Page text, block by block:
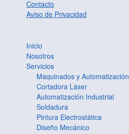
Contacto
Aviso de Privacidad
Inicio
Nosotros
Servicios
Maquinados y Automatización
Cortadora Láser
Automatización Industrial
Soldadura
Pintura Electrostática
Diseño Mecánico